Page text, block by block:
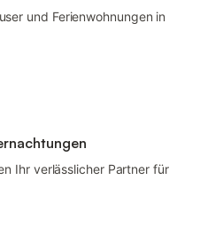
und Ferienwohnungen in
Ihr verlässlicher Partner für